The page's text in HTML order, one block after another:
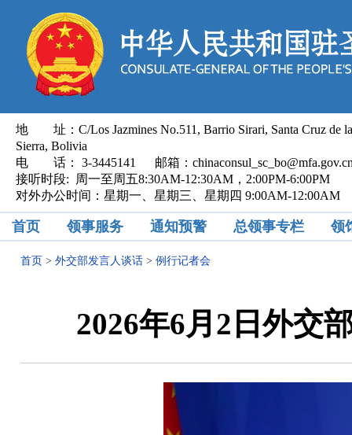
地 址：C/Los Jazmines No.511, Barrio Sirari, Santa Cruz de la
Sierra, Bolivia
电 话： 3-3445141 邮箱：
接听时段: 周一至周五8:30AM-12:30AM，2:00PM-6:00PM
对外办公时间：星期一、星期三、星期四 9:00AM-12:00AM
首页 领事服务 通知预警 总领事专栏 领
首页 > 外交部发言人谈话> 例行记者会
2026年6月2日外交